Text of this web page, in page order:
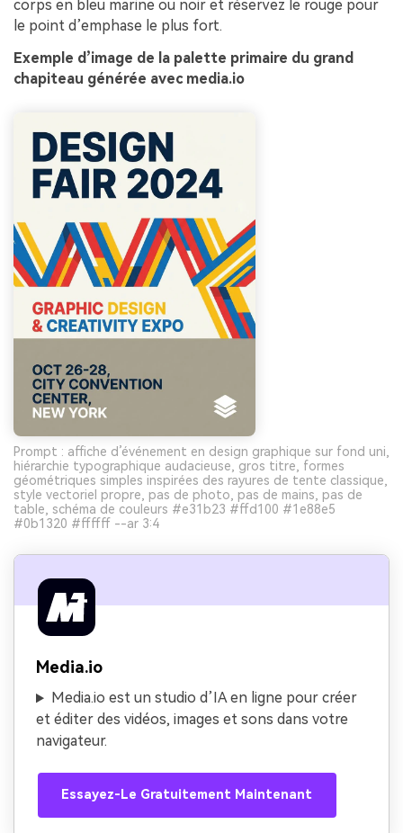
corps en bleu marine ou noir et réservez le rouge pour
le point d’emphase le plus fort.
Exemple d’image de la palette primaire du grand
chapiteau générée avec media.io
Prompt : affiche d’événement en design graphique sur fond uni,
hiérarchie typographique audacieuse, gros titre, formes
géométriques simples inspirées des rayures de tente classique,
style vectoriel propre, pas de photo, pas de mains, pas de
table, schéma de couleurs #e31b23 #ffd100 #1e88e5
#0b1320 #ffffff --ar 3:4
Media.io
Media.io est un studio d’IA en ligne pour créer
et éditer des vidéos, images et sons dans votre
navigateur.
Essayez-Le Gratuitement Maintenant